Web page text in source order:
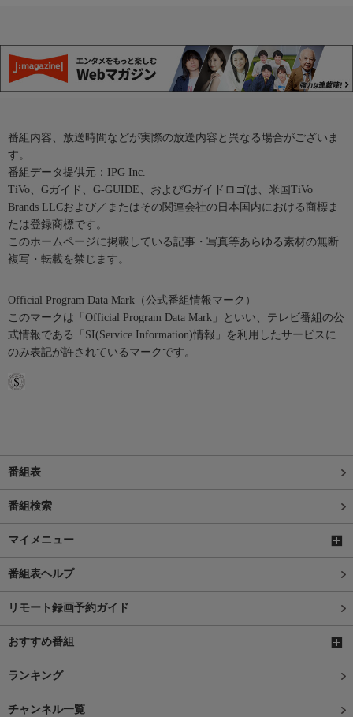
番組内容、放送時間などが実際の放送内容と異なる場合がございま
す。
番組データ提供元：IPG Inc.
TiVo、Gガイド、G-GUIDE、およびGガイドロゴは、米国TiVo
Brands LLCおよび／またはその関連会社の日本国内における商標ま
たは登録商標です。
このホームページに掲載している記事・写真等あらゆる素材の無断
複写・転載を禁じます。
Official Program Data Mark（公式番組情報マーク）
このマークは「Official Program Data Mark」といい、テレビ番組の公
式情報である「SI(Service Information)情報」を利用したサービスに
のみ表記が許されているマークです。
番組表
番組検索
マイメニュー
番組表ヘルプ
リモート録画予約ガイド
おすすめ番組
ランキング
チャンネル一覧